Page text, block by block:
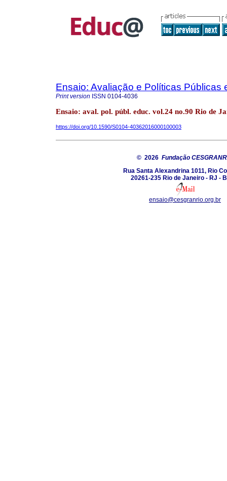
Ensaio: Avaliação e Políticas Públicas
Print version ISSN 0104-4036
Ensaio: aval. pol. públ. educ. vol.24 no.90 Rio de
https://doi.org/10.1590/S0104-40362016000100003
© 2026 Fundação
Rua Santa Alexandrina 1011, Rio
20261-235 Rio de Janeiro - RJ -
ensaio@cesgranrio.org.br